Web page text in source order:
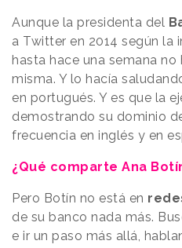
Aunque la presidenta del
a Twitter en 2014 según la
hasta hace una semana
misma. Y lo hacía
en portugués. Y es que la
demostrando su dominio
frecuencia en inglés y en
¿Qué comparte Ana
Pero Botín no está en
de su banco nada más.
e ir un paso más allá,